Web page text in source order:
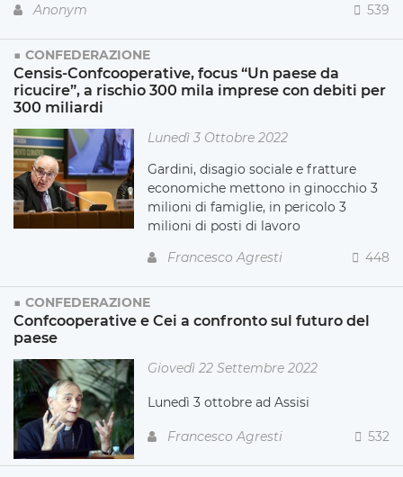
Anonym
539
CONFEDERAZIONE
Censis-Confcooperative, focus “Un paese da
ricucire”, a rischio 300 mila imprese con debiti per
300 miliardi
Lunedì 3 Ottobre 2022
Gardini, disagio sociale e fratture
economiche mettono in ginocchio 3
milioni di famiglie, in pericolo 3
milioni di posti di lavoro
Francesco Agresti
448
CONFEDERAZIONE
Confcooperative e Cei a confronto sul futuro del
paese
Giovedì 22 Settembre 2022
Lunedì 3 ottobre ad Assisi
Francesco Agresti 532